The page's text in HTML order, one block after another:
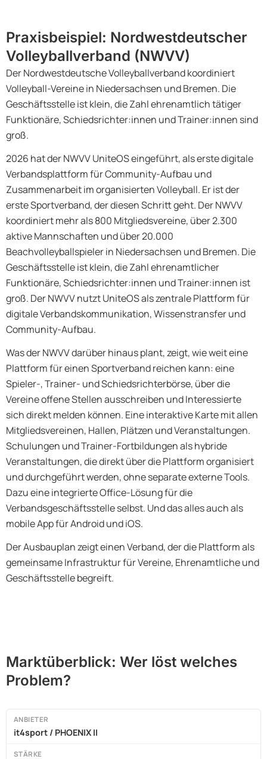
Praxisbeispiel: Nordwestdeutscher
Volleyballverband (NWVV)
Der Nordwestdeutsche Volleyballverband koordiniert
Volleyball-Vereine in Niedersachsen und Bremen. Die
Geschäftsstelle ist klein, die Zahl ehrenamtlich tätiger
Funktionäre, Schiedsrichter:innen und Trainer:innen sind
groß.
2026 hat der NWVV UniteOS eingeführt, als erste digitale
Verbandsplattform für Community-Aufbau und
Zusammenarbeit im organisierten Volleyball. Er ist der
erste Sportverband, der diesen Schritt geht. Der NWVV
koordiniert mehr als 800 Mitgliedsvereine, über 2.300
aktive Mannschaften und über 20.000
Beachvolleyballspieler in Niedersachsen und Bremen. Die
Geschäftsstelle ist klein, die Zahl ehrenamtlicher
Funktionäre, Schiedsrichter:innen und Trainer:innen ist
groß. Der NWVV nutzt UniteOS als zentrale Plattform für
digitale Verbandskommunikation, Wissenstransfer und
Community-Aufbau.
Was der NWVV darüber hinaus plant, zeigt, wie weit eine
Plattform für einen Sportverband reichen kann: eine
Spieler-, Trainer- und Schiedsrichterbörse, über die
Vereine offene Stellen ausschreiben und Interessierte
sich direkt melden können. Eine interaktive Karte mit allen
Mitgliedsvereinen, Hallen, Plätzen und Veranstaltungen.
Schulungen und Trainer-Fortbildungen als hybride
Veranstaltungen, die direkt über die Plattform organisiert
und durchgeführt werden, ohne separate externe Tools.
Dazu eine integrierte Office-Lösung für die
Verbandsgeschäftsstelle selbst. Und das alles auch als
mobile App für Android und iOS.
Der Ausbauplan zeigt einen Verband, der die Plattform als
gemeinsame Infrastruktur für Vereine, Ehrenamtliche und
Geschäftsstelle begreift.
Marktüberblick: Wer löst welches
Problem?
it4sport / PHOENIX II